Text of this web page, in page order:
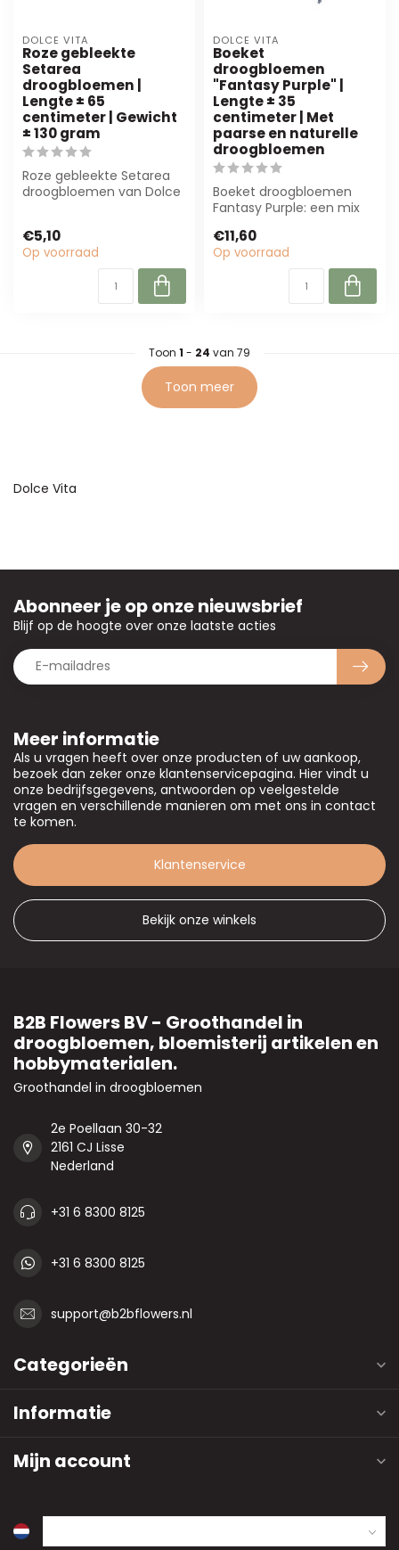
DOLCE VITA
Roze gebleekte
Setarea
droogbloemen |
Lengte ± 65
centimeter | Gewicht
± 130 gram
Roze gebleekte Setarea
droogbloemen van Dolce
€5,10
Op voorraad
DOLCE VITA
Boeket
droogbloemen
"Fantasy Purple" |
Lengte ± 35
centimeter | Met
paarse en naturelle
droogbloemen
Boeket droogbloemen
Fantasy Purple: een mix
en natuurlij...
€11,60
Op voorraad
Toon 1 - 24 van 79
Toon meer
Dolce Vita
Meer informatie
Als u vragen heeft over onze producten of uw aankoop,
bezoek dan zeker onze klantenservicepagina. Hier vindt u
onze bedrijfsgegevens, antwoorden op veelgestelde
vragen en verschillende manieren om met ons in contact
te komen.
Klantenservice
Bekijk onze winkels
Abonneer je op onze nieuwsbrief
Blijf op de hoogte over onze laatste acties
B2B Flowers BV - Groothandel in
droogbloemen, bloemisterij artikelen en
hobbymaterialen.
Groothandel in droogbloemen
2e Poellaan 30-32
2161 CJ Lisse
Nederland
+31 6 8300 8125
+31 6 8300 8125
support@b2bflowers.nl
Categorieën
Informatie
Mijn account